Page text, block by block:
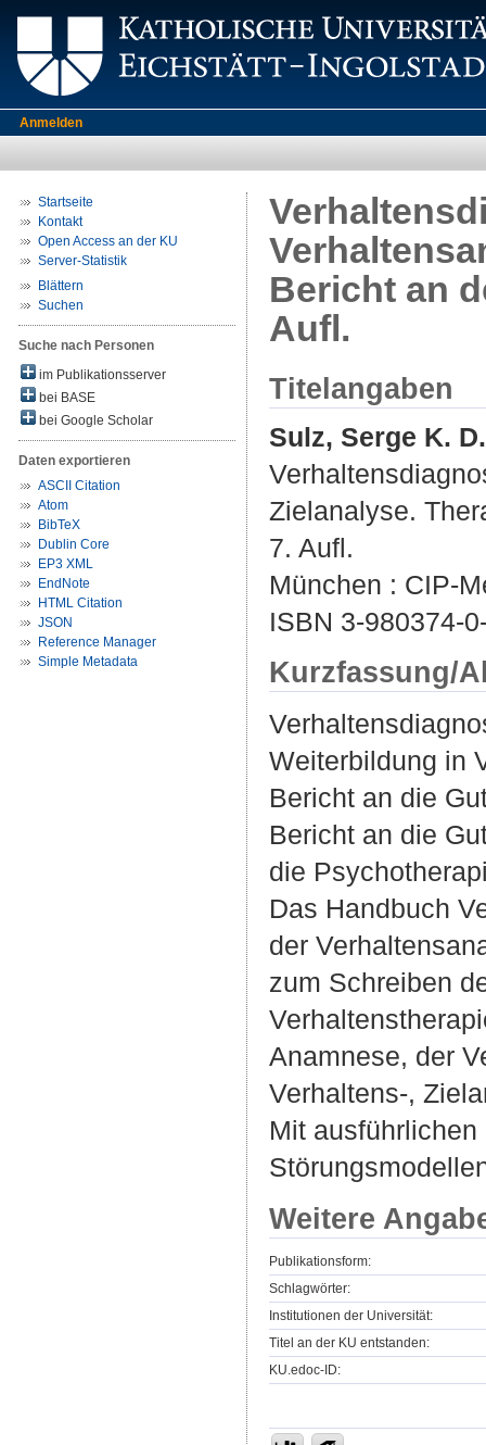
Anmelden
Startseite
Kontakt
Open Access an der KU
Server-Statistik
Blättern
Suchen
Suche nach Personen
im Publikationsserver
bei BASE
bei Google Scholar
Daten exportieren
ASCII Citation
Atom
BibTeX
Dublin Core
EP3 XML
EndNote
HTML Citation
JSON
Reference Manager
Simple Metadata
Bericht an
Aufl.
Titelangaben
Sulz, Serge K. D.
Zielanalyse.
7. Aufl.
München : CIP-
ISBN 3-980374-
Kurzfassung/
Weiterbildung in
Bericht an die
Bericht an die
die
Das Handbuch
der
zum Schreiben
Anamnese, der
Verhaltens-,
Mit
Weitere
Publikationsform:
Schlagwörter:
Institutionen der Universität:
Titel an der KU entstanden:
KU.edoc-ID: